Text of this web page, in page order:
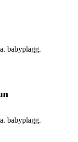
babyplagg.
babyplagg.